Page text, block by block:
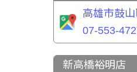
高雄市鼓
07-553-
新高橋裕明店